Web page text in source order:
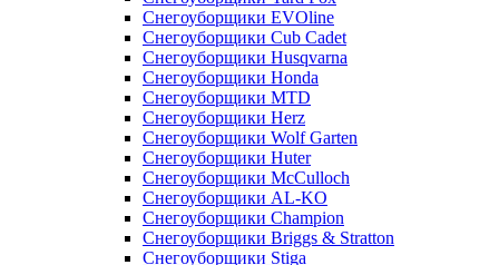
Снегоуборщики EVOline
Снегоуборщики Cub Cadet
Снегоуборщики Husqvarna
Снегоуборщики Honda
Снегоуборщики MTD
Снегоуборщики Herz
Снегоуборщики Wolf Garten
Снегоуборщики Huter
Снегоуборщики McCulloch
Снегоуборщики AL-KO
Снегоуборщики Champion
Снегоуборщики Briggs & Stratton
Снегоуборщики Stiga